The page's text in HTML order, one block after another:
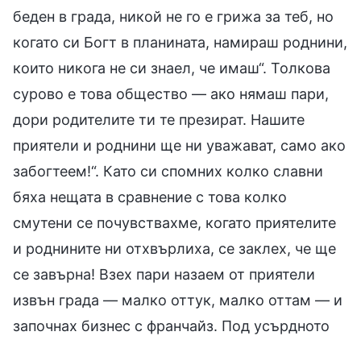
беден в града, никой не го е грижа за теб, но
когато си Богт в планината, намираш роднини,
които никога не си знаел, че имаш“. Толкова
сурово е това общество — ако нямаш пари,
дори родителите ти те презират. Нашите
приятели и роднини ще ни уважават, само ако
забогтеем!“. Като си спомних колко славни
бяха нещата в сравнение с това колко
смутени се почувствахме, когато приятелите
и роднините ни отхвърлиха, се заклех, че ще
се завърна! Взех пари назаем от приятели
извън града — малко оттук, малко оттам — и
започнах бизнес с франчайз. Под усърдното